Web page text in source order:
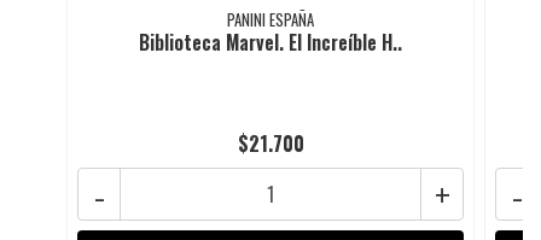
PANINI ESPAÑA
Biblioteca Marvel. El Increíble H..
$21.700
+
- -